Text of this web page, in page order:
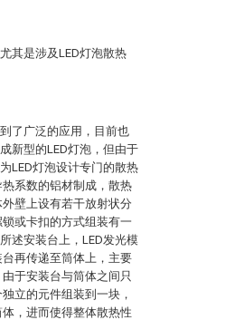
其是涉及LED灯泡散热
了广泛的应用，目前也
新型的LED灯泡，但由于
LED灯泡设计专门的散热
系数的铝材制成，散热
壁上设有若干放射状分
或卡扣的方式组装有一
述安装台上，LED发光模
再传递至筒体上，主要
于安装台与筒体之间只
立的元件组装到一块，
，进而使得整体散热性